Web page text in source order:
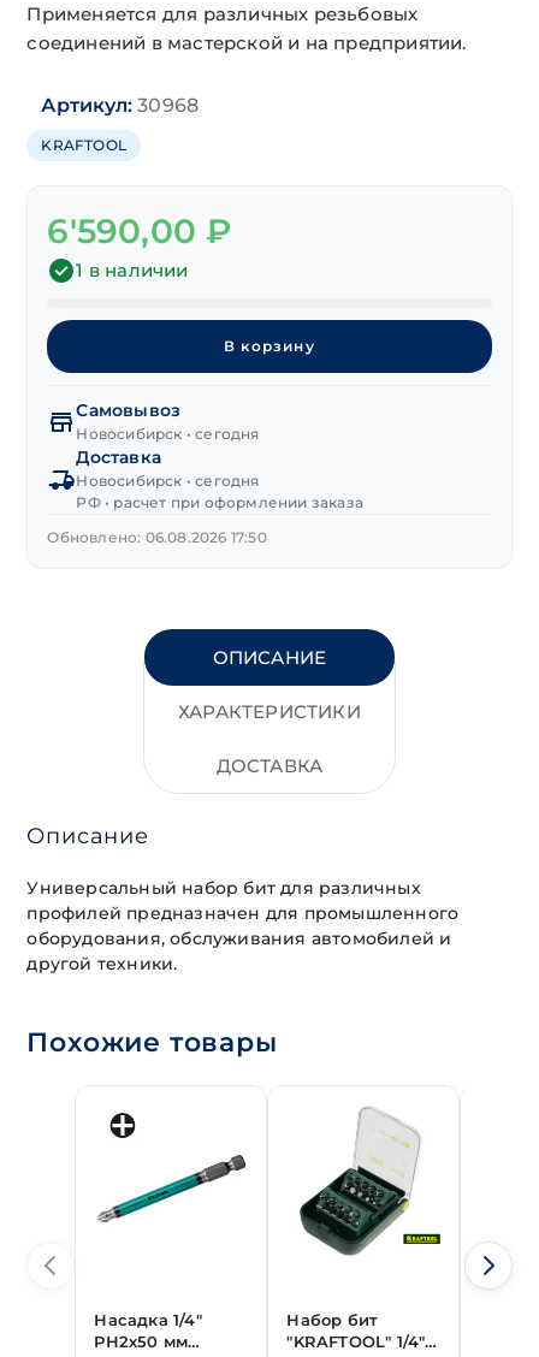
Применяется для различных резьбовых
соединений в мастерской и на предприятии.
Артикул: 30968
KRAFTOOL
6'590,00₽
1 в наличии
Набор
"KRAFTOOL"
1/4"
51
предм.
ударные
сталь
В корзину
Самовывоз
Новосибирск • сегодня
Доставка
Новосибирск • сегодня
РФ • расчет при оформлении заказа
Обновлено: 06.08.2026 17:50
ОПИСАНИЕ
ХАРАКТЕРИСТИКИ
ДОСТАВКА
Описание
Универсальный набор бит для различных
профилей предназначен для промышленного
оборудования, обслуживания автомобилей и
другой техники.
Похожие товары
Насадка 1/4"
PH2х50 мм
Набор бит
"KRAFTOOL" 1/4"